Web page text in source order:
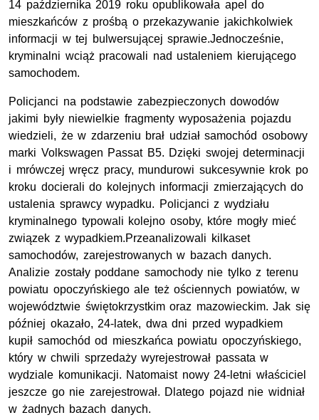
14 października 2019 roku opublikowała apel do
mieszkańców z prośbą o przekazywanie jakichkolwiek
informacji w tej bulwersującej sprawie.Jednocześnie,
kryminalni wciąż pracowali nad ustaleniem kierującego
samochodem.
Policjanci na podstawie zabezpieczonych dowodów
jakimi były niewielkie fragmenty wyposażenia pojazdu
wiedzieli, że w zdarzeniu brał udział samochód osobowy
marki Volkswagen Passat B5. Dzięki swojej determinacji
i mrówczej wręcz pracy, mundurowi sukcesywnie krok po
kroku docierali do kolejnych informacji zmierzających do
ustalenia sprawcy wypadku. Policjanci z wydziału
kryminalnego typowali kolejno osoby, które mogły mieć
związek z wypadkiem.Przeanalizowali kilkaset
samochodów, zarejestrowanych w bazach danych.
Analizie zostały poddane samochody nie tylko z terenu
powiatu opoczyńskiego ale też ościennych powiatów, w
województwie świętokrzystkim oraz mazowieckim. Jak się
później okazało, 24-latek, dwa dni przed wypadkiem
kupił samochód od mieszkańca powiatu opoczyńskiego,
który w chwili sprzedaży wyrejestrował passata w
wydziale komunikacji. Natomaist nowy 24-letni właściciel
jeszcze go nie zarejestrował. Dlatego pojazd nie widniał
w żadnych bazach danych.